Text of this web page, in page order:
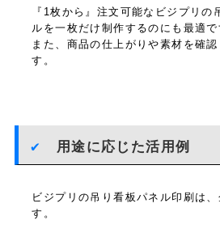
『1枚から』注文可能なビジプリ
ルを一枚だけ制作するのにも最適で
また、商品の仕上がりや素材を確
す。
用途に応じた活用例
ビジプリの吊り看板パネル印刷は
す。